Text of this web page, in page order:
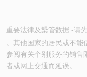
重要法律及槼管数据 -请
。其他国家的居民或不能
参阅有关个别服务的销售
者或网上交通而延误。